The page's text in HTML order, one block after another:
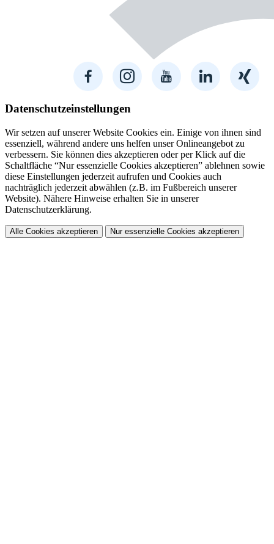
Datenschutzeinstellungen
Wir setzen auf unserer Website Cookies ein. Einige von ihnen sind
essenziell, während andere uns helfen unser Onlineangebot zu
verbessern. Sie können dies akzeptieren oder per Klick auf die
Schaltfläche “Nur essenzielle Cookies akzeptieren” ablehnen sowie
diese Einstellungen jederzeit aufrufen und Cookies auch
nachträglich jederzeit abwählen (z.B. im Fußbereich unserer
Website). Nähere Hinweise erhalten Sie in unserer
Datenschutzerklärung.
Alle Cookies akzeptieren Nur essenzielle Cookies akzeptieren